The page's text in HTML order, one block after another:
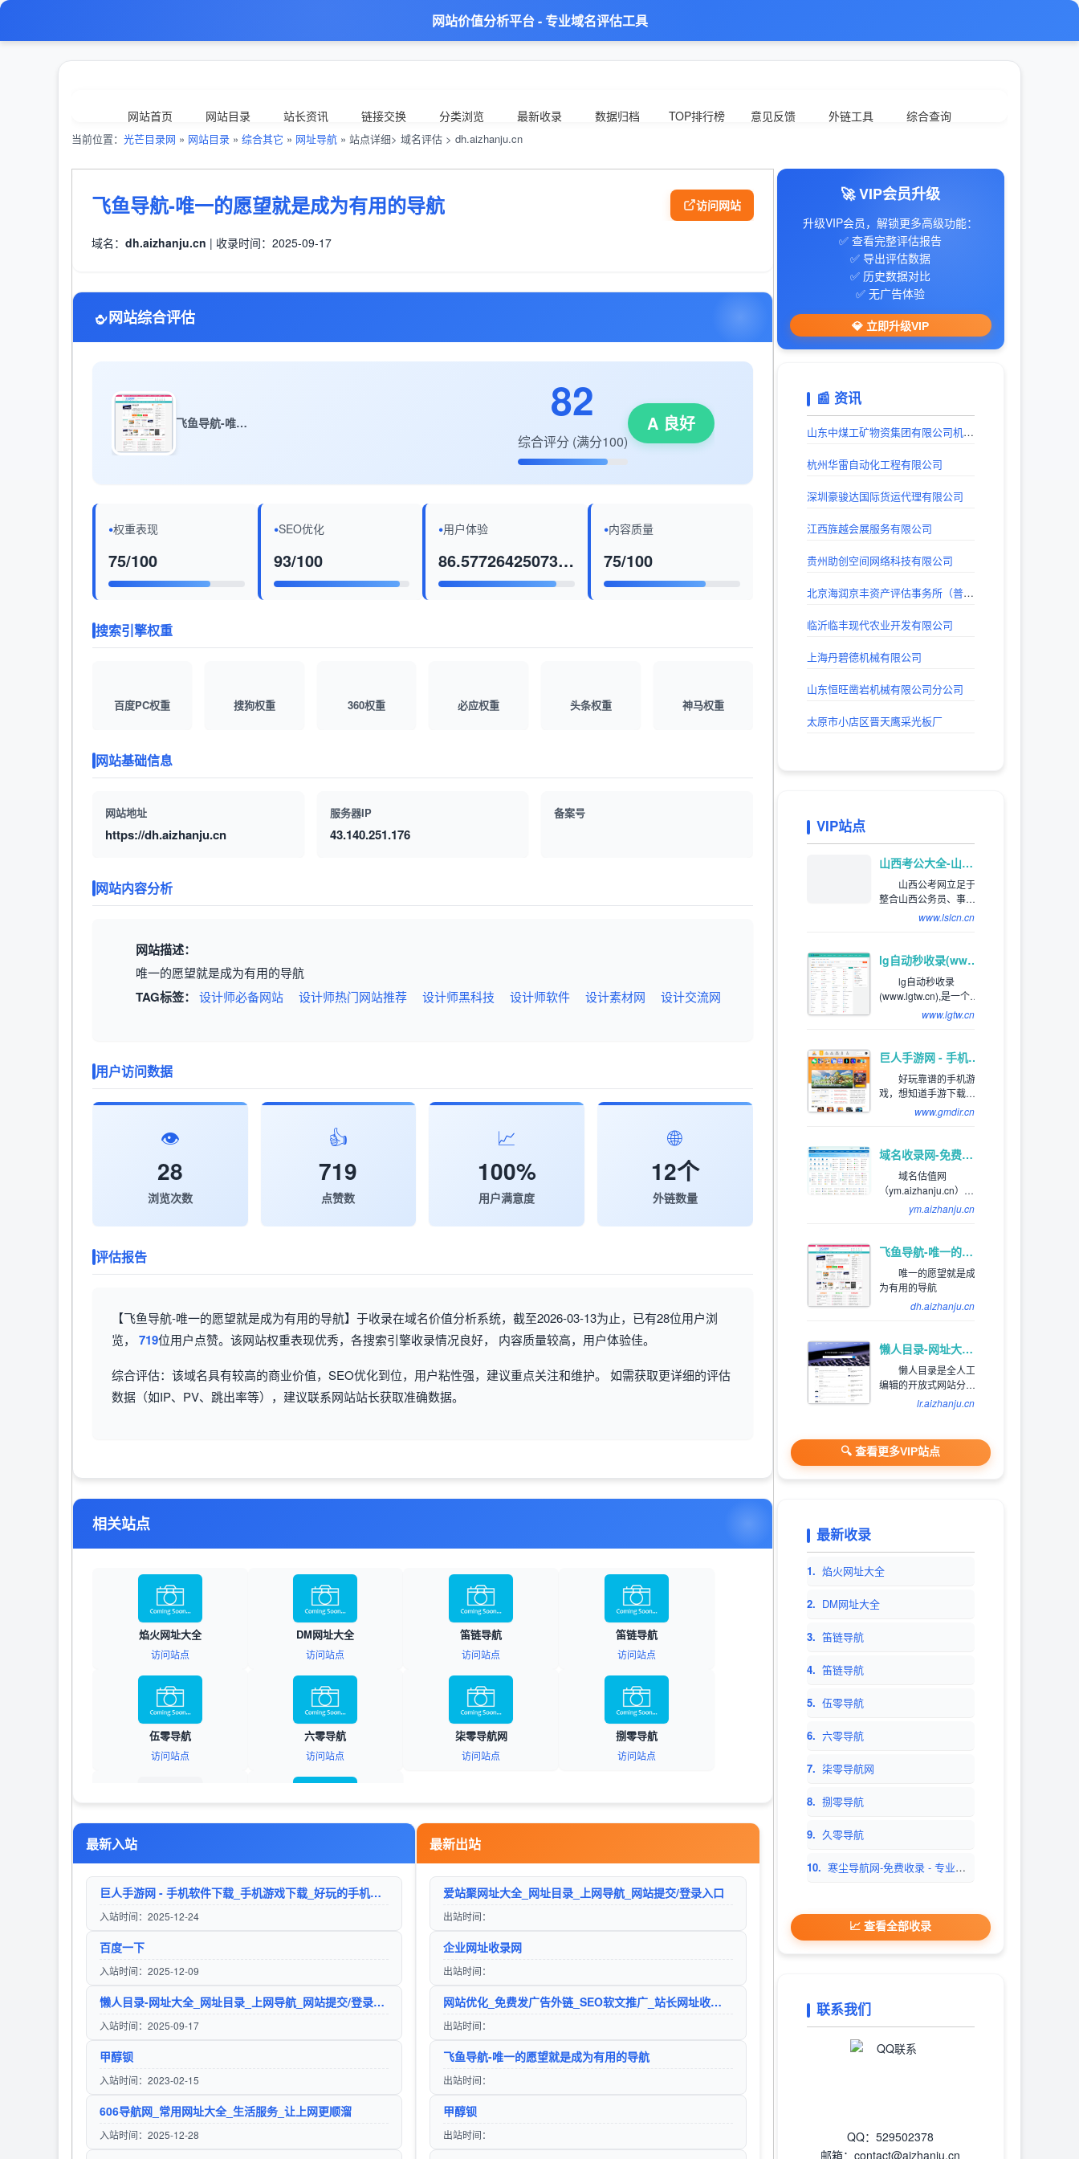
网站价值分析平台 - 专业域名评估工具
网站首页 网站目录 站长资讯 链接交换 分类浏览 最新收录 数据归档 TOP排行榜 意见反馈 外链工具 综合查询
当前位置： 光芒目录网 » 网站目录 » 综合其它 » 网址导航 » 站点详细> 域名评估 > dh.aizhanju.cn
飞鱼导航-唯一的愿望就是成为有用的导航 访问网站
域名： dh.aizhanju.cn | 收录时间：2025-09-17
网站综合评估
飞鱼导航-唯一的愿望就是成为有用的导航 82
综合评分 (满分100)
A 良好
权重表现
75/100
SEO优化
93/100
用户体验
86.57726425073776/100
内容质量
75/100
搜索引擎权重
百度PC权重 搜狗权重 360权重 必应权重 头条权重 神马权重
网站基础信息
网站地址
https://dh.aizhanju.cn
服务器IP
43.140.251.176
备案号
网站内容分析
网站描述：
唯一的愿望就是成为有用的导航
TAG标签： 设计师必备网站 设计师热门网站推荐 设计师黑科技 设计师软件 设计素材网 设计交流网
用户访问数据
👁️
28
浏览次数
👍
719
点赞数
📈
100%
用户满意度
🌐
12个
外链数量
评估报告
【飞鱼导航-唯一的愿望就是成为有用的导航】于收录在域名价值分析系统，截至2026-03-13为止，已有28位用户浏
览， 719位用户点赞。该网站权重表现优秀，各搜索引擎收录情况良好， 内容质量较高，用户体验佳。
综合评估：该域名具有较高的商业价值，SEO优化到位，用户粘性强，建议重点关注和维护。 如需获取更详细的评估
数据（如IP、PV、跳出率等），建议联系网站站长获取准确数据。
相关站点
焰火网址大全
访问站点
DM网址大全
访问站点
笛链导航
访问站点
笛链导航
访问站点
伍零导航
访问站点
六零导航
访问站点
柒零导航网
访问站点
捌零导航
访问站点
最新入站
巨人手游网 - 手机软件下载_手机游戏下载_好玩的手机游戏
入站时间：2025-12-24
百度一下
入站时间：2025-12-09
懒人目录-网址大全_网址目录_上网导航_网站提交/登录入口
入站时间：2025-09-17
甲醇钡
入站时间：2023-02-15
606导航网_常用网址大全_生活服务_让上网更顺溜
入站时间：2025-12-28
最新出站
爱站聚网址大全_网址目录_上网导航_网站提交/登录入口
出站时间：
企业网址收录网
出站时间：
网站优化_免费发广告外链_SEO软文推广_站长网址收录_贝乐乐
出站时间：
飞鱼导航-唯一的愿望就是成为有用的导航
出站时间：
甲醇钡
出站时间：
🚀 VIP会员升级
升级VIP会员，解锁更多高级功能：
✅ 查看完整评估报告
✅ 导出评估数据
✅ 历史数据对比
✅ 无广告体验
💎 立即升级VIP
📰 资讯
山东中煤工矿物资集团有限公司机械电器制造分公司
杭州华雷自动化工程有限公司
深圳豪骏达国际货运代理有限公司
江西旌越会展服务有限公司
贵州助创空间网络科技有限公司
北京海润京丰资产评估事务所（普通合伙）
临沂临丰现代农业开发有限公司
上海丹碧德机械有限公司
山东恒旺凿岩机械有限公司分公司
太原市小店区晋天鹰采光板厂
VIP站点
山西考公大全-山西省公务员、事业编、教师、三支一扶、特岗考试公告信息_及时发布平台
山西公考网立足于
整合山西公务员、事业
单位招聘等资讯，网罗
公务员招录信息。关注
山西公务员招录、考试
信息，服务公考人群。
www.lslcn.cn
lg自动秒收录(www.lgtw.cn)---一个互联网的集合网址导航。
lg自动秒收录
(www.lgtw.cn),是一个互
联网的集合网址导航。
为用户提供专业的网址
综合网址，软件下载网
址，电影网址，新游网
址，体育网址，手机网
址，社交网址，汽车网
址，旅游网址，生活网
www.lgtw.cn
巨人手游网 - 手机软件下载_手机游戏下载_好玩的手机游戏
好玩靠谱的手机游
戏，想知道手游下载平
台哪个好，好玩的手游
下载排行榜，下载靠谱
人手游网网体验吧！
www.gmdir.cn
域名收录网-免费提供外链发布自动收录，来路自动排第一位,欢迎和本站自助交换友情链,增加网站的外链与收录。
域名估值网
（ym.aizhanju.cn），
专注为站长提供网站分
类目录以及网址大全导
供高效便捷的网址存储
和查询服务，同时提供
齐全且高质量的优秀名
站导航。
ym.aizhanju.cn
飞鱼导航-唯一的愿望就是成为有用的导航
唯一的愿望就是成
为有用的导航
dh.aizhanju.cn
懒人目录-网址大全_网址目录_上网导航_网站提交/登录入口
懒人目录是全人工
编辑的开放式网站分类
目录，收录国内外、各
行业优秀网站，旨在为
检索、优秀网站参考、
网站推广服务。
lr.aizhanju.cn
🔍 查看更多VIP站点
最新收录
1. 焰火网址大全
2. DM网址大全
3. 笛链导航
4. 笛链导航
5. 伍零导航
6. 六零导航
7. 柒零导航网
8. 捌零导航
9. 久零导航
10. 寒尘导航网-免费收录 - 专业网址导航平台
📈 查看全部收录
联系我们
QQ：529502378
邮箱：contact@aizhanju.cn